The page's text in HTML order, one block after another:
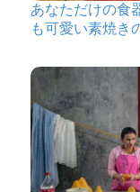
あなただけの食
も可愛い素焼き